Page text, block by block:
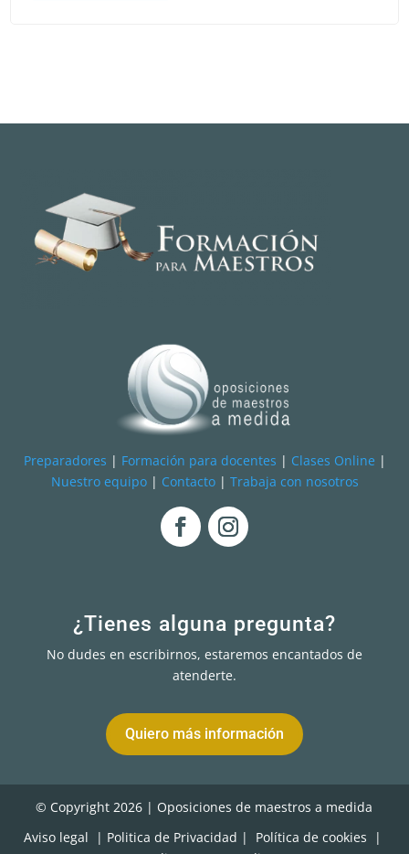
Preparadores | Formación para docentes | Clases Online |
Nuestro equipo| Contacto| Trabaja con nosotros
¿Tienes alguna pregunta?
No dudes en escribirnos, estaremos encantados de
atenderte.
Quiero más información
© Copyright 2026 | Oposiciones de maestros a medida
Aviso legal
| Politica de Privacidad | Política de cookies
|